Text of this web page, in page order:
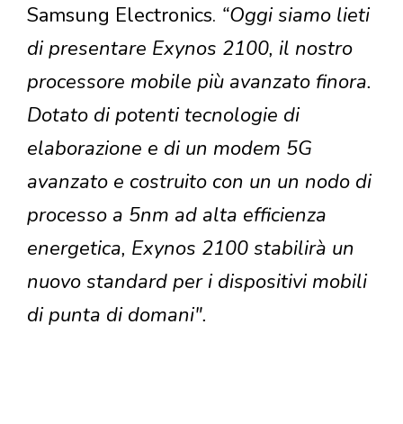
Samsung Electronics. “Oggi siamo lieti
di presentare Exynos 2100, il nostro
processore mobile più avanzato finora.
Dotato di potenti tecnologie di
elaborazione e di un modem 5G
avanzato e costruito con un un nodo di
processo a 5nm ad alta efficienza
energetica, Exynos 2100 stabilirà un
nuovo standard per i dispositivi mobili
di punta di domani".